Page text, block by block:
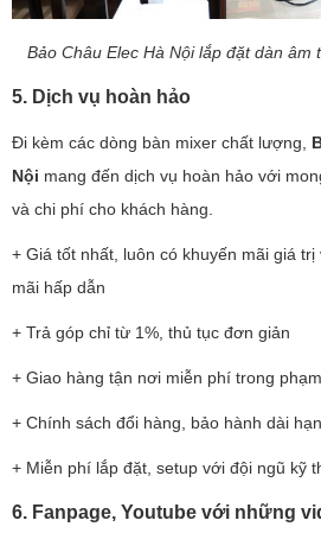
Bảo Châu Elec Hà Nội lắp đặt dàn âm
5. Dịch vụ hoàn hảo
Đi kèm các dòng bàn mixer chất lượng,
Nội mang đến dịch vụ hoàn hảo với
và chi phí cho khách hàng.
+ Giá tốt nhất, luôn có khuyến mãi giá
mãi hấp dẫn
+ Trả góp chỉ từ 1%, thủ tục đơn giản
+ Giao hàng tận nơi miễn phí trong
+ Chính sách đổi hàng, bảo hành dài
+ Miễn phí lắp đặt, setup với đội ngũ kỹ
6. Fanpage, Youtube với những